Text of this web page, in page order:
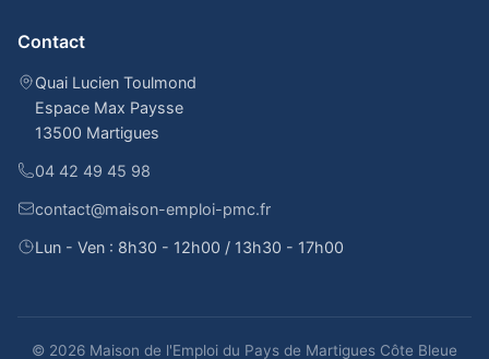
Contact
Quai Lucien Toulmond
Espace Max Paysse
13500 Martigues
04 42 49 45 98
contact@maison-emploi-pmc.fr
Lun - Ven : 8h30 - 12h00 / 13h30 - 17h00
© 2026 Maison de l'Emploi du Pays de Martigues Côte Bleue